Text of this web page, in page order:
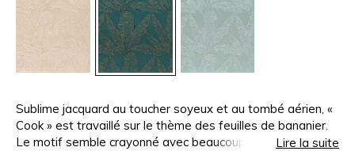
Sublime jacquard au toucher soyeux et au tombé aérien, «
Cook » est travaillé sur le thème des feuilles de bananier.
Le motif semble crayonné avec beaucoup de légèreté,
Lire la suite